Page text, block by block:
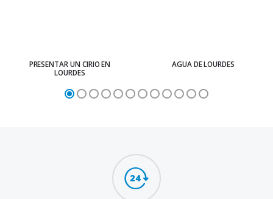
PRESENTAR UN CIRIO EN
LOURDES
AGUA DE LOURDES